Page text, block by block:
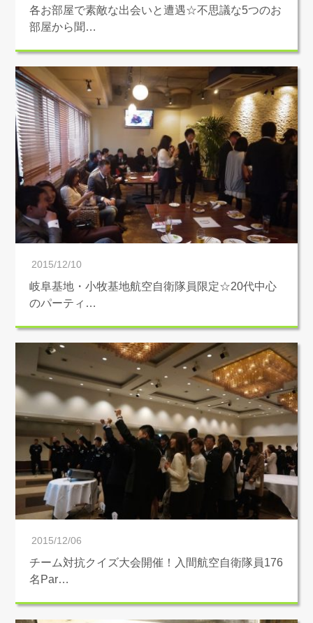
各お部屋で素敵な出会いと遭遇☆不思議な5つのお
部屋から聞…
2015/12/10
岐阜基地・小牧基地航空自衛隊員限定☆20代中心
のパーティ…
2015/12/06
チーム対抗クイズ大会開催！入間航空自衛隊員176
名Par…